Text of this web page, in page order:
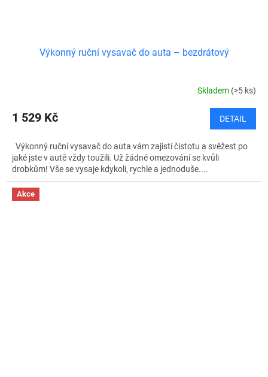
Výkonný ruční vysavač do auta – bezdrátový
Skladem (>5 ks)
1 529 Kč DETAIL
Výkonný ruční vysavač do auta vám zajistí čistotu a svěžest po
jaké jste v autě vždy toužili. Už žádné omezování se kvůli
drobkům! Vše se vysaje kdykoli, rychle a jednoduše....
Akce